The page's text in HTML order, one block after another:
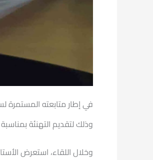
في إطار متابعته المستمرة
وذلك لتقديم التهنئة
وخلال اللقاء، استعرض